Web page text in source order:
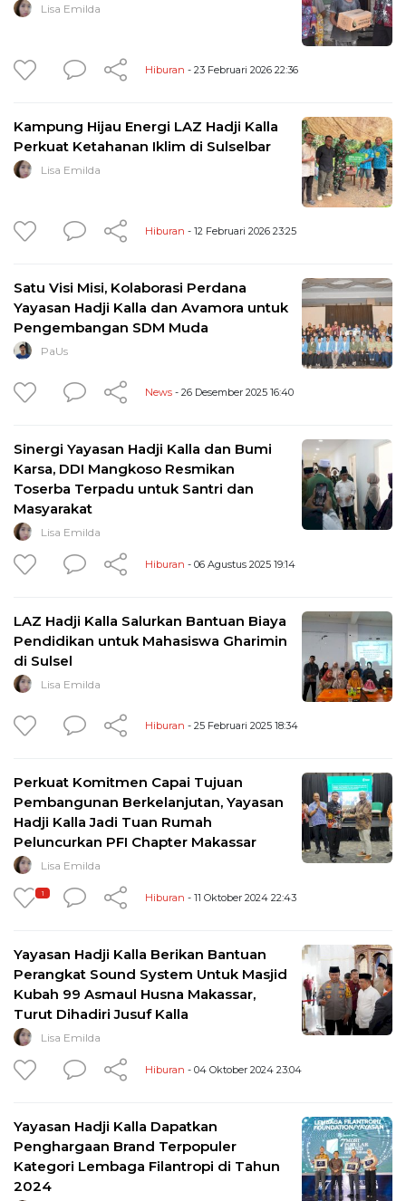
Lisa Emilda
Hiburan - 23 Februari 2026 22:36
Kampung Hijau Energi LAZ Hadji Kalla
Perkuat Ketahanan Iklim di Sulselbar
Lisa Emilda
Hiburan - 12 Februari 2026 23:25
Satu Visi Misi, Kolaborasi Perdana
Yayasan Hadji Kalla dan Avamora untuk
Pengembangan SDM Muda
PaUs
News - 26 Desember 2025 16:40
Sinergi Yayasan Hadji Kalla dan Bumi
Karsa, DDI Mangkoso Resmikan
Toserba Terpadu untuk Santri dan
Masyarakat
Lisa Emilda
Hiburan - 06 Agustus 2025 19:14
LAZ Hadji Kalla Salurkan Bantuan Biaya
Pendidikan untuk Mahasiswa Gharimin
di Sulsel
Lisa Emilda
Hiburan - 25 Februari 2025 18:34
Perkuat Komitmen Capai Tujuan
Pembangunan Berkelanjutan, Yayasan
Hadji Kalla Jadi Tuan Rumah
Peluncurkan PFI Chapter Makassar
Lisa Emilda
1 Hiburan - 11 Oktober 2024 22:43
Yayasan Hadji Kalla Berikan Bantuan
Perangkat Sound System Untuk Masjid
Kubah 99 Asmaul Husna Makassar,
Turut Dihadiri Jusuf Kalla
Lisa Emilda
Hiburan - 04 Oktober 2024 23:04
Yayasan Hadji Kalla Dapatkan
Penghargaan Brand Terpopuler
Kategori Lembaga Filantropi di Tahun
2024